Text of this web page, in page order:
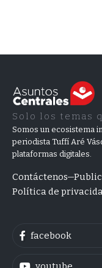
Solo los temas
Somos un ecosistema
periodista Tuffí Aré
plataformas digitales.
Contáctenos
Política de
facebook